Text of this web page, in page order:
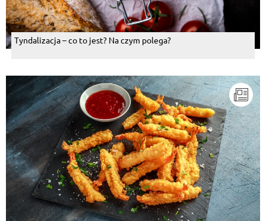
Tyndalizacja – co to jest? Na czym polega?